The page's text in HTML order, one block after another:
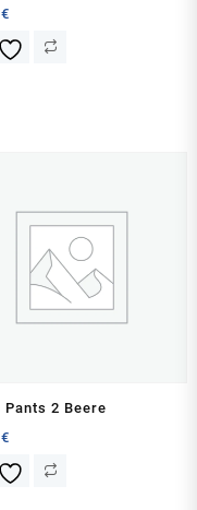
€
Pants 2 Beere
€